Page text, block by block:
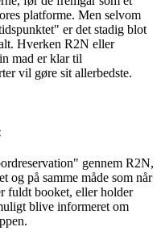
platforme. Men selvom
er det stadig blot
Hverken R2N eller
mad er klar til
vil gøre sit allerbedste.
gennem R2N,
og på samme måde som når
fuldt booket, eller holder
blive informeret om